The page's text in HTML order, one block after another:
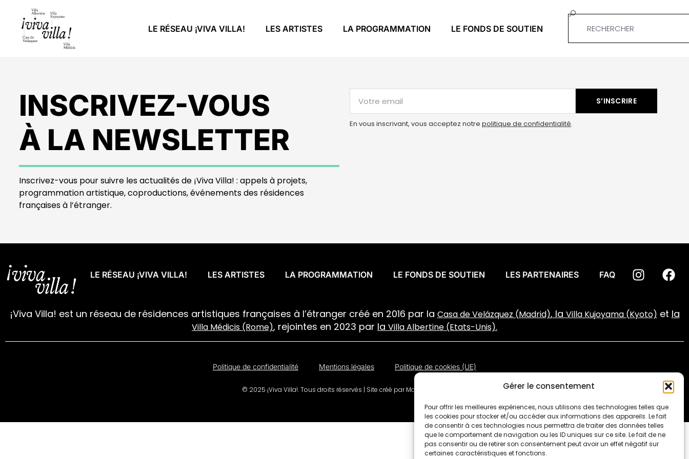
Gérer le consentement
Pour offrir les meilleures expériences, nous utilisons des technologies telles que
les cookies pour stocker et/ou accéder aux informations des appareils. Le fait
de consentir à ces technologies nous permettra de traiter des données telles
que le comportement de navigation ou les ID uniques sur ce site. Le fait de ne
pas consentir ou de retirer son consentement peut avoir un effet négatif sur
certaines caractéristiques et fonctions.
LE RÉSEAU ¡VIVA VILLA! LES ARTISTES LA PROGRAMMATION LE FONDS DE SOUTIEN
INSCRIVEZ-VOUS
À LA NEWSLETTER
Inscrivez-vous pour suivre les actualités de ¡Viva Villa! : appels à projets,
programmation artistique, coproductions, événements des résidences
françaises à l’étranger.
S’INSCRIRE
En vous inscrivant, vous acceptez notre politique de confidentialité.
LE RÉSEAU ¡VIVA VILLA! LES ARTISTES LA PROGRAMMATION LE FONDS DE SOUTIEN LES PARTENAIRES FAQ
¡Viva Villa! est un réseau de résidences artistiques françaises à l’étranger créé en 2016 par la Casa de Velázquez (Madrid), la VillaKujoyama (Kyoto) et la
Villa Médicis (Rome), rejointes en 2023 par la Villa Albertine (Etats-Unis).
Politique de confidentialité Mentions légales Politique de cookies (UE)
© 2025 ¡Viva Villa!. Tous droits réservés | Site créé parMaison Dīcēs